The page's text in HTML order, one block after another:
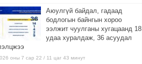
Аюулгүй байдал, гадаад
бодлогын байнгын хороо
ээлжит чуулганы хугацаанд 18
удаа хуралдаж, 36 асуудал
оны 7 сар 22 / 11 цаг 43 минут